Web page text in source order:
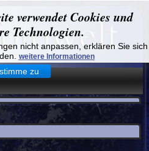
verwendet Cookies und
Technologien.
nicht anpassen, erklären Sie sich
weitere Informationen
zu